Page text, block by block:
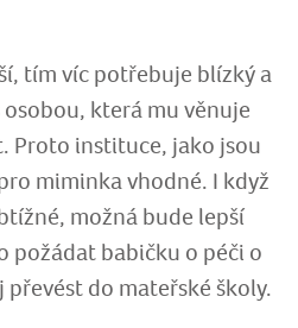
tím víc potřebuje blízký a
která mu věnuje
Proto instituce, jako jsou
miminka vhodné. I když
možná bude lepší
požádat babičku o péči o
do mateřské školy.